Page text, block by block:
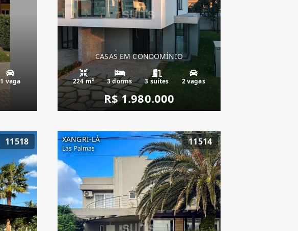
1 vaga
CASAS EM CONDOMÍNIO
224 m² 3 dorms 3 suítes 2 vagas
R$ 1.980.000
11518 XANGRI-LÁ
Las Palmas
11514